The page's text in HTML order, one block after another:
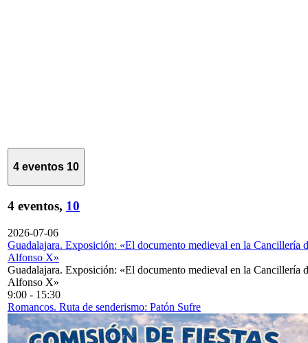
4 eventos 10
4 eventos, 10
2026-07-06
Guadalajara. Exposición: «El documento medieval en la Cancillería
Alfonso X»
Guadalajara. Exposición: «El documento medieval en la Cancillería
Alfonso X»
9:00 - 15:30
Romancos. Ruta de senderismo: Patón Sufre